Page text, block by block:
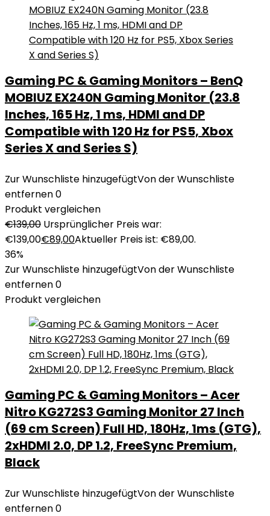
Gaming PC & Gaming Monitors – BenQ
MOBIUZ EX240N Gaming Monitor (23.8
Inches, 165 Hz, 1 ms, HDMI and DP
Compatible with 120 Hz for PS5, Xbox
Series X and Series S)
Zur Wunschliste hinzugefügtVon der Wunschliste
entfernen0
Produkt vergleichen
€139,00 Ursprünglicher Preis war:
€139,00€89,00Aktueller Preis ist: €89,00.
36%
Zur Wunschliste hinzugefügtVon der Wunschliste
entfernen0
Produkt vergleichen
Gaming PC & Gaming Monitors – Acer
Nitro KG272S3 Gaming Monitor 27 Inch
(69 cm Screen) Full HD, 180Hz, 1ms (GTG),
2xHDMI 2.0, DP 1.2, FreeSync Premium,
Black
Zur Wunschliste hinzugefügtVon der Wunschliste
entfernen0